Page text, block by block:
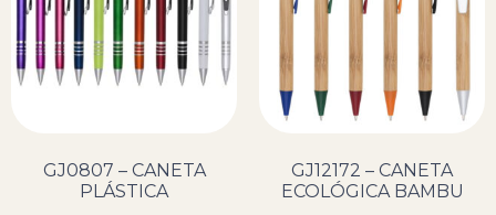
GJ0807 – CANETA
PLÁSTICA
GJ12172 – CANETA
ECOLÓGICA BAMBU